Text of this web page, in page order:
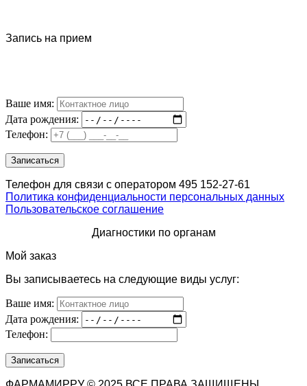
Запись на прием
Ваше имя:
Дата рождения:
Телефон:
Телефон для связи с оператором 495 152-27-61
Политика конфиденциальности персональных данных
Пользовательское соглашение
Диагностики по органам
Мой заказ
Вы записываетесь на следующие виды услуг:
Ваше имя:
Дата рождения:
Телефон: